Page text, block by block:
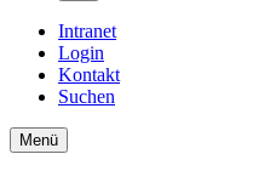
Intranet
Login
Kontakt
Suchen
Menü